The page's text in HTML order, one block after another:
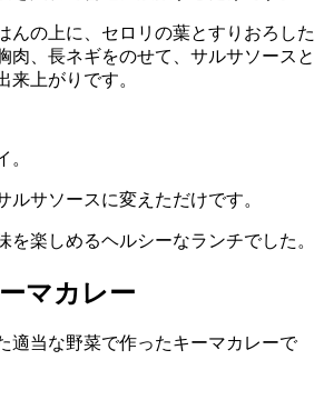
んの上に、セロリの葉とすりおろした
肉、長ネギをのせて、サルサソースと
来上がりです。
。
ルサソースに変えただけです。
を楽しめるヘルシーなランチでした。
マカレー
適当な野菜で作ったキーマカレーで